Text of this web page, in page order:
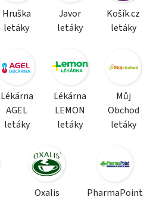
Hruška
letáky
Javor
letáky
Košík.cz
letáky
Lékárna
AGEL
letáky
Lékárna
LEMON
letáky
Můj
Obchod
letáky
Oxalis
PharmaPoint